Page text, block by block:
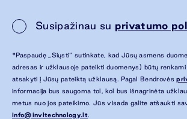
Susipažinau su privatumo
*Paspaudę „Siųsti“ sutinkate, kad Jūsų asmens
adresas ir užklausoje pateikti duomenys) būtų
atsakyti į Jūsų pateiktą užklausą. Pagal Bendrovės
informacija bus saugoma tol, kol bus išnagrinėta
metus nuo jos pateikimo. Jūs visada galite atšaukti
info@invltechnology.lt.